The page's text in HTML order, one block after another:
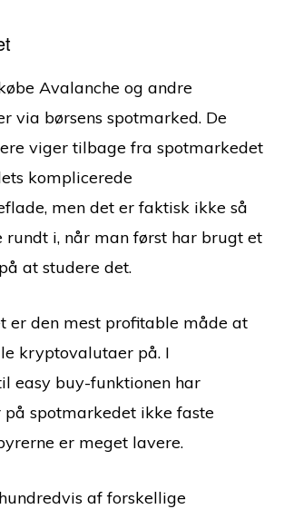
Avalanche og andre
via børsens spotmarked. De
viger tilbage fra spotmarkedet
komplicerede
men det er faktisk ikke så
i, når man først har brugt et
at studere det.
er den mest profitable måde at
kryptovalutaer på. I
easy buy-funktionen har
spotmarkedet ikke faste
er meget lavere.
af forskellige